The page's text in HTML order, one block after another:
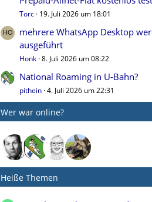
Torc 19. Juli 2026 um 18:01
mehrere WhatsApp Desktop
ausgeführt
Honk 8. Juli 2026 um 08:22
National Roaming in U-Bahn?
pithein 4. Juli 2026 um 22:31
Wer war online?
Heiße Themen